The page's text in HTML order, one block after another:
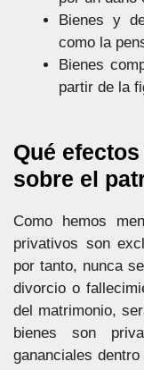
Bienes y
como la
Bienes
partir de la
Qué
sobre el
Como hemos
privativos son
por tanto, nunca
divorcio o
del matrimonio,
bienes son
gananciales